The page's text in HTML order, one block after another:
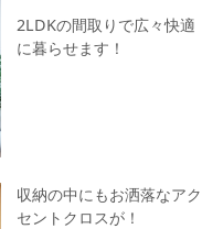
2LDKの間取りで広々快適
に暮らせます！
収納の中にもお洒落なアク
セントクロスが！